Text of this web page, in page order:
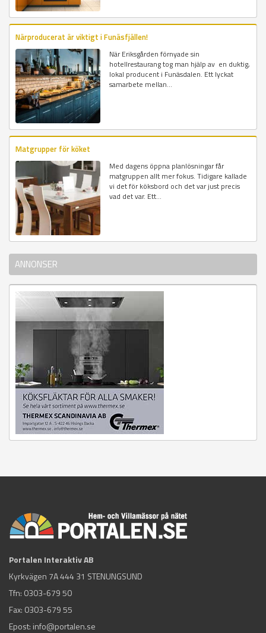
Närproducerat är viktigt i Funäsfjällen!
När Eriksgården förnyade sin
hotellrestaurang tog man hjälp av en duktig,
lokal producent i Funäsdalen. Ett lyckat
samarbete mellan...
Matgrupper för köket
Med dagens öppna planlösningar får
matgruppen allt mer fokus. Tidigare kallade
vi det för köksbord och det var just precis
vad det var. Ett...
ANNONSER
Portalen Interaktiv AB
Kyrkvägen 7A 444 31 STENUNGSUND
Tfn: 0303-679 50
Fax: 0303-679 55
Epost: info@portalen.se